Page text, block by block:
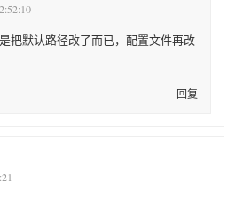
把默认路径改了而已，配置文件再改
回复